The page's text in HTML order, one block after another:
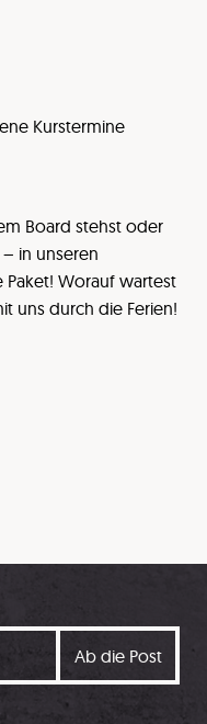
Kurstermine
Board stehst oder
in unseren
Paket! Worauf wartest
uns durch die Ferien!